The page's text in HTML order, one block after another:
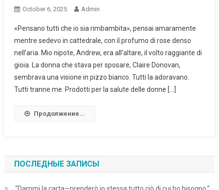
October 6, 2025 Admin
«Pensano tutti che io sia rimbambita», pensai amaramente
mentre sedevo in cattedrale, con il profumo di rose denso
nell’aria. Mio nipote, Andrew, era all’altare, il volto raggiante di
gioia. La donna che stava per sposare, Claire Donovan,
sembrava una visione in pizzo bianco. Tutti la adoravano.
Tutti tranne me. Prodotti per la salute delle donne […]
Продолжение...
ПОСЛЕДНЫЕ ЗАПИСЫ